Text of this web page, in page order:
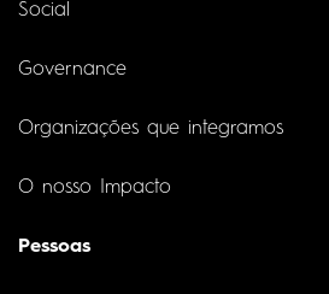
Social
Governance
Organizações que integramos
O nosso Impacto
Pessoas